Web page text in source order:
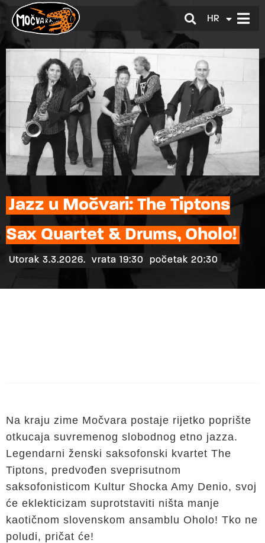
HR
EN
Jazz u Močvari: The Tiptons
Sax Quartet & Drums, Oholo!
Utorak 3.3.2026. vrata 19:30 početak 20:30
Na kraju zime Močvara postaje rijetko poprište
otkucaja suvremenog slobodnog etno jazza.
Legendarni ženski saksofonski kvartet The
Tiptons, predvođen sveprisutnom
saksofonisticom Kultur Shocka Amy Denio, svoj
će eklekticizam suprotstaviti ništa manje
kaotičnom slovenskom ansamblu Oholo! Tko ne
poludi, pričat će!